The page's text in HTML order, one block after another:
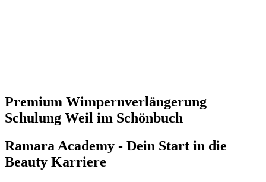
Premium Wimpernverlängerung
Schulung Weil im Schönbuch
Ramara Academy - Dein Start in die
Beauty Karriere